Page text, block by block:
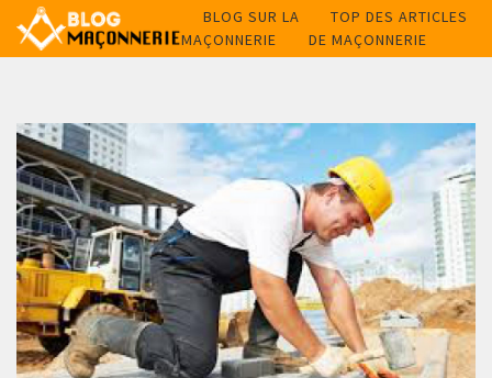
BLOG SUR LA
MAÇONNERIE
TOP DES ARTICLES
DE MAÇONNERIE